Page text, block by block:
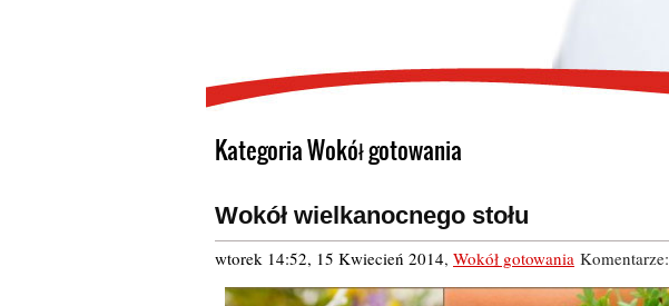
Kategoria Wokół gotowania
Wokół wielkanocnego stołu
wtorek 14:52, 15 Kwiecień 2014, Wokół gotowania Komentarze: